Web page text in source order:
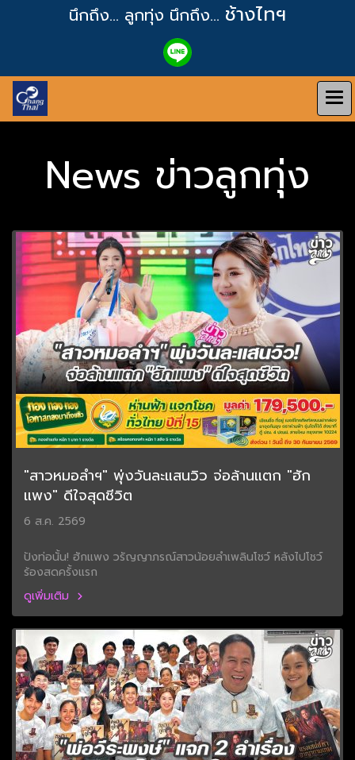
นึกถึง... ลูกทุ่ง นึกถึง... ช้างไทฯ
News ข่าวลูกทุ่ง
"สาวหมอลำฯ" พุ่งวันละแสนวิว จ่อล้านแตก "ฮัก
แพง" ดีใจสุดชีวิต
6 ส.ค. 2569
ปังท่อนั้น! ฮักแพง วรัญญาภรณ์สาวน้อยลำเพลินโชว์ หลังไปโชว์
ร้องสดครั้งแรก
ดูเพิ่มเติม